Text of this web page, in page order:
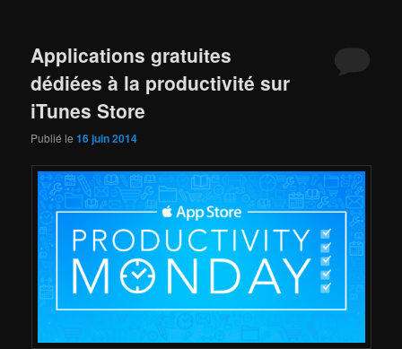
Applications gratuites
dédiées à la productivité sur
iTunes Store
Publié le16 juin 2014